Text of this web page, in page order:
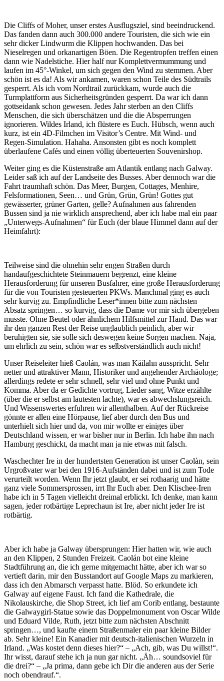
Die Cliffs of Moher, unser erstes Ausflugsziel, sind beeindruckend.
Das fanden dann auch 300.000 andere Touristen, die sich wie ein
sehr dicker Lindwurm die Klippen hochwanden. Das bei
Nieselregen und orkanartigen Böen. Die Regentropfen treffen einen
dann wie Nadelstiche. Hier half nur Komplettvermummung und
laufen im 45°-Winkel, um sich gegen den Wind zu stemmen. Aber
schön ist es da! Als wir ankamen, waren schon Teile des Südtrails
gesperrt. Als ich vom Nordtrail zurückkam, wurde auch die
Turmplattform aus Sicherheitsgründen gesperrt. Da war ich dann
gottseidank schon gewesen. Jedes Jahr sterben an den Cliffs
Menschen, die sich überschätzen und die die Absperrungen
ignorieren. Wildes Irland, ich flüstere es Euch. Hübsch, wenn auch
kurz, ist ein 4D-Filmchen im Visitor’s Centre. Mit Wind- und
Regen-Simulation. Hahaha. Ansonsten gibt es noch komplett
überlaufene Cafés und einen völlig überteuerten Souvenirshop.
Weiter ging es die Küstenstraße am Atlantik entlang nach Galway.
Leider saß ich auf der Landseite des Busses. Aber dennoch war die
Fahrt traumhaft schön. Das Meer, Burgen, Cottages, Menhire,
Felsformationen, Seen… und Grün, Grün, Grün! Gottes gut
gewässerter, grüner Garten, gelle? Aufnahmen aus fahrenden
Bussen sind ja nie wirklich ansprechend, aber ich habe mal ein paar
„Unterwegs-Aufnahmen“ für Euch (der blaue Himmel dann auf der
Heimfahrt):
Teilweise sind die ohnehin sehr engen Straßen durch
handaufgeschichtete Steinmauern begrenzt, eine kleine
Herausforderung für unseren Busfahrer, eine große Herausforderung
für die von Touristen gesteuerten PKWs. Manchmal ging es auch
sehr kurvig zu. Empfindliche Leser*innen bitte zum nächsten
Absatz springen… so kurvig, dass die Dame vor mir sich übergeben
musste. Ohne Beutel oder ähnlichem Hilfsmittel zur Hand. Das war
ihr den ganzen Rest der Reise unglaublich peinlich, aber wir
beruhigten sie, sie solle sich deswegen keine Sorgen machen. Naja,
um ehrlich zu sein, schön war es selbstverständlich auch nicht!
Unser Reiseleiter hieß Caolán, was man Käilahn ausspricht. Sehr
netter und attraktiver Mann, Historiker und angehender Archäologe;
allerdings redete er sehr schnell, sehr viel und ohne Punkt und
Komma. Aber da er Gedichte vortrug, Lieder sang, Witze erzählte
(über die er selbst am lautesten lachte), war es abwechslungsreich.
Und Wissenswertes erfuhren wir allenthalben. Auf der Rückreise
gönnte er allen eine Hörpause, lief aber durch den Bus und
unterhielt sich hier und da, von mir wollte er einiges über
Deutschland wissen, er war bisher nur in Berlin. Ich habe ihn nach
Hamburg geschickt, da macht man ja nie etwas mit falsch.
Waschechter Ire in der hundertsten Generation ist unser Caolàn, sein
Urgroßvater war bei den 1916-Aufständen dabei und ist zum Tode
verurteilt worden. Wenn Ihr jetzt glaubt, er sei rothaarig und hätte
ganz viele Sommersprossen, irrt Ihr Euch aber. Den Klischee-Iren
habe ich in 5 Tagen vielleicht dreimal erblickt. Ich denke, man kann
sagen, jeder rotbärtige Leprechaun ist Ire, aber nicht jeder Ire ist
rotbärtig.
Aber ich habe ja Galway übersprungen: Hier hatten wir, wie auch
an den Klippen, 2 Stunden Freizeit. Caolán bot eine kleine
Stadtführung an, die ich gerne mitgemacht hätte, aber ich war so
vertieft darin, mir den Busstandort auf Google Maps zu markieren,
dass ich den Abmarsch verpasst hatte. Blöd. So erkundete ich
Galway auf eigene Faust. Ich fand die Kathedrale, die
Nikolauskirche, die Shop Street, ich lief am Corib entlang, bestaunte
die Galwaygirl-Statue sowie das Doppelmonument von Oscar Wilde
und Eduard Vilde, Ruth, jetzt bitte zum nächsten Abschnitt
springen…, und kaufte einem Straßenmaler ein paar kleine Bilder
ab. Sehr kleine! Ein Kanadier mit deutsch-italienischen Wurzeln in
Irland. „Was kostet denn dieses hier?“ – „Ach, gib, was Du willst!“.
Ihr wisst, darauf stehe ich ja nun gar nicht. „Äh… soundsoviel für
die drei?“ – „Ja prima, dann gebe ich Dir die anderen aus der Serie
noch obendrauf.“.